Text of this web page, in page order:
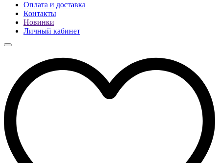
Оплата и доставка
Контакты
Новинки
Личный кабинет